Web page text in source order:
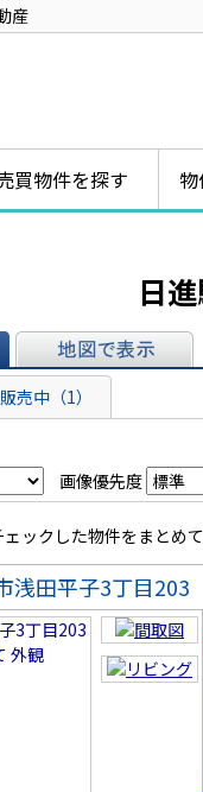
産
買物件を探す
日
地図で表示
販売中（1）
画像優先度
ェックした物件をまとめて
浅田平子3丁目203